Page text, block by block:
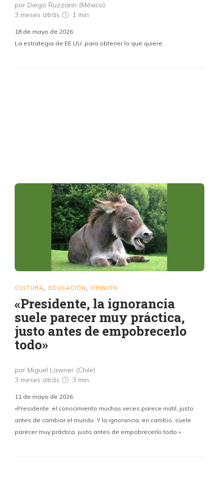
por Diego Ruzzarin (México)
3 meses atrás
1 min
18 de mayo de 2026
La estrategia de EE.UU. para obtener lo que quiere.
CULTURA EDUCACIÓN OPINIÓN
«Presidente, la ignorancia
suele parecer muy práctica,
justo antes de empobrecerlo
todo»
por Miguel Lawner (Chile)
3 meses atrás
3 min
11 de mayo de 2026
«Presidente: el conocimiento muchas veces parece inútil, justo
antes de cambiar el mundo. Y la ignorancia, en cambio, suele
parecer muy práctica. justo antes de empobrecerlo todo.»